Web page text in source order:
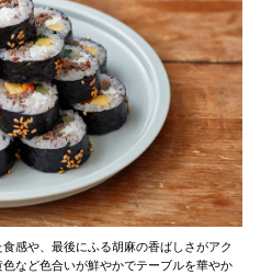
感や、最後にふる胡麻の香ばしさがアク
など色合いが鮮やかでテーブルを華やか